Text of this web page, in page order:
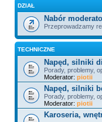
DZIAŁ
Nabór
Przeprowadzamy
TECHNICZNE
Napęd, silniki
Porady, problemy,
Moderator: piotii
Napęd, silniki
Porady, problemy,
Moderator: piotii
Karoseria,